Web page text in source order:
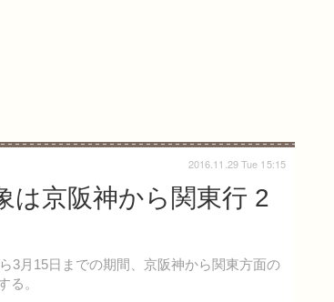
は京阪神から関東行 2
3月15日までの期間、京阪神から関東方面の
る。
2016.11.29 Tue 15:15